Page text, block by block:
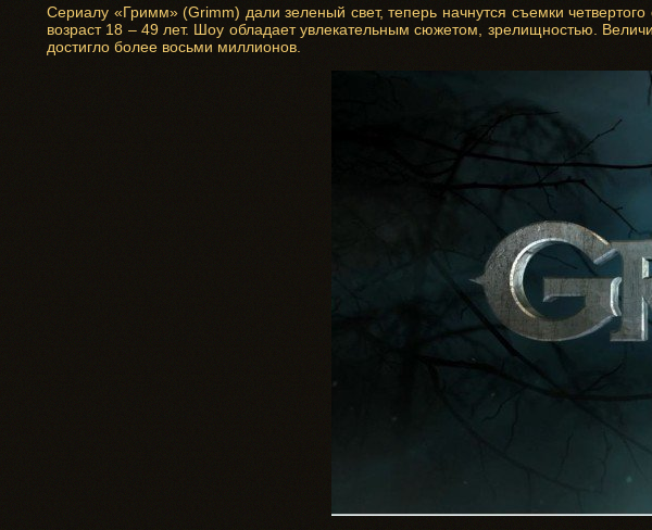
Сериалу «Гримм» (Grimm) дали зеленый свет, теперь начнутся съемки
возраст 18 – 49 лет. Шоу обладает увлекательным сюжетом, зрелищностью.
достигло более восьми миллионов.